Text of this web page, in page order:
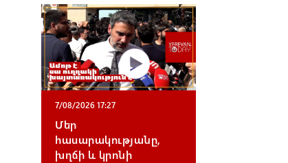
7/08/2026 17:27
Մեր
հասարակությանը,
խղճի և կրոնի